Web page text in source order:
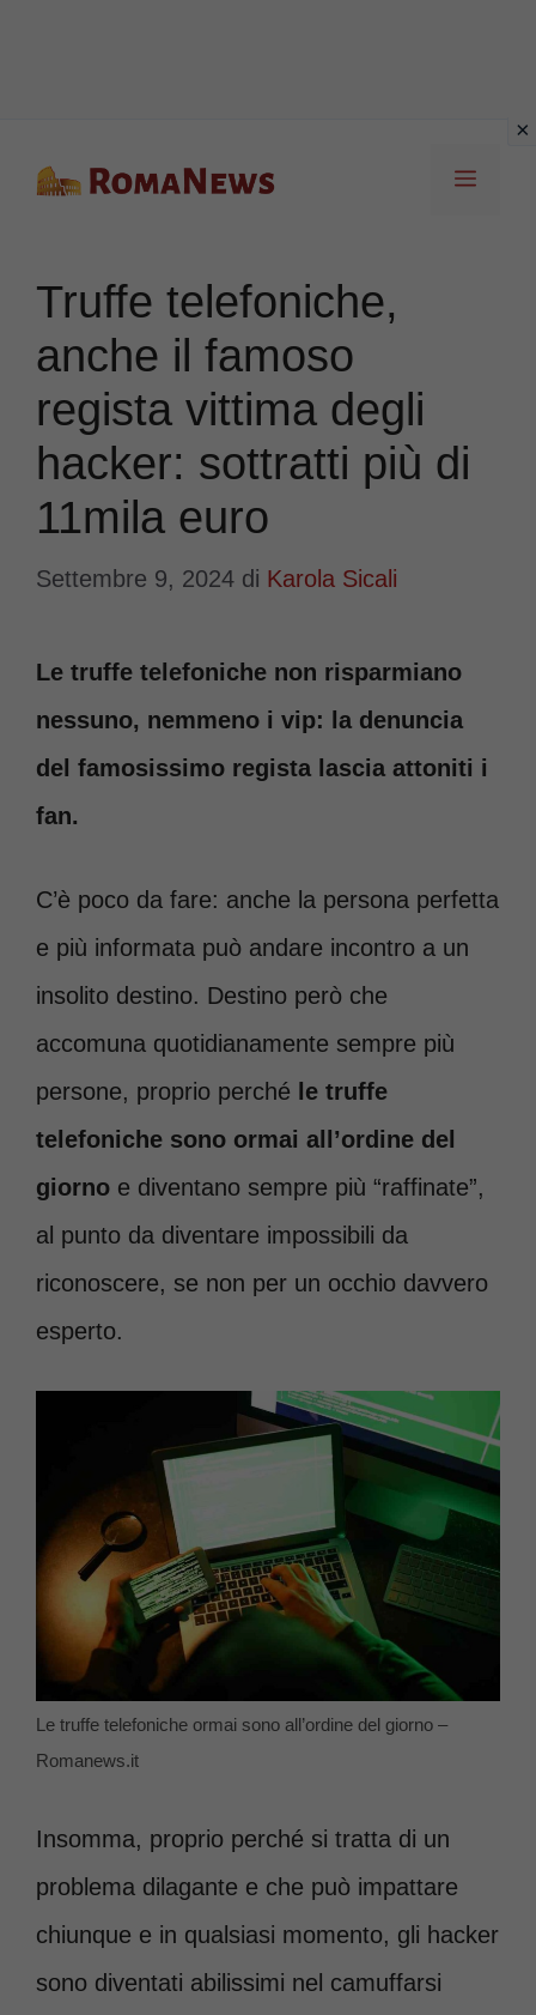
Menu
Truffe telefoniche,
anche il famoso
regista vittima degli
hacker: sottratti più di
11mila euro
Settembre 9, 2024 di Karola Sicali
Le truffe telefoniche non risparmiano
nessuno, nemmeno i vip: la denuncia
del famosissimo regista lascia attoniti i
fan.
C’è poco da fare: anche la persona perfetta
e più informata può andare incontro a un
insolito destino. Destino però che
accomuna quotidianamente sempre più
persone, proprio perché
le truffe
telefoniche sono ormai all’ordine del
giorno e diventano sempre più “raffinate”,
al punto da diventare impossibili da
riconoscere, se non per un occhio davvero
esperto.
Le truffe telefoniche ormai sono all’ordine del giorno –
Romanews.it
Insomma, proprio perché si tratta di un
problema dilagante e che può impattare
chiunque e in qualsiasi momento, gli hacker
sono diventati abilissimi nel camuffarsi